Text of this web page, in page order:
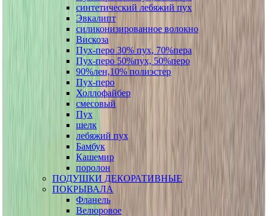
синтетический лебяжий пух
Эвкалипт
силиконизированное волокно
Вискоза
Пух-перо 30% пух, 70%пера
Пух-перо 50%пух, 50%перо
90%лен,10% полиэстер
Пух-перо
Холлофайбер
смесовый
Пух
шелк
лебяжий пух
Бамбук
Кашемир
поролон
ПОДУШКИ ДЕКОРАТИВНЫЕ
ПОКРЫВАЛА
Фланель
Велюровое